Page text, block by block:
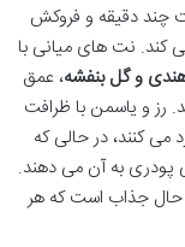
دقیقه و فروکش
کند. نت های میانی با
هندی و گل بنفشه، عمق
و یاسمن با ظرافت
کنند، در حالی که
پودری به آن می دهند.
حال جذاب است که هر